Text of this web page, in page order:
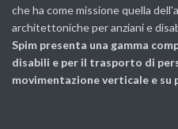
che ha come missione quella
architettoniche per anziani e
Spim presenta una gamma
disabili e per il trasporto di
movimentazione verticale e su